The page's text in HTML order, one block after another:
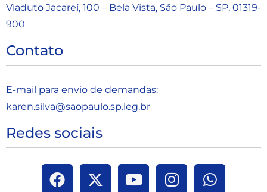
Viaduto Jacareí, 100 – Bela Vista, São Paulo – SP, 01319-
900
Contato
E-mail para envio de demandas:
karen.silva@saopaulo.sp.leg.br
Redes sociais